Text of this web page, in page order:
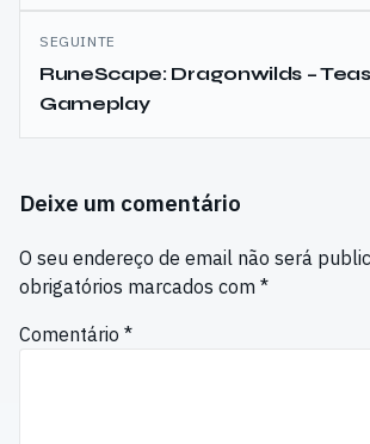
artigos
SEGUINTE
RuneScape: Dragonwilds –
Gameplay
Deixe um comentário
O seu endereço de email não será
obrigatórios marcados com *
Comentário *